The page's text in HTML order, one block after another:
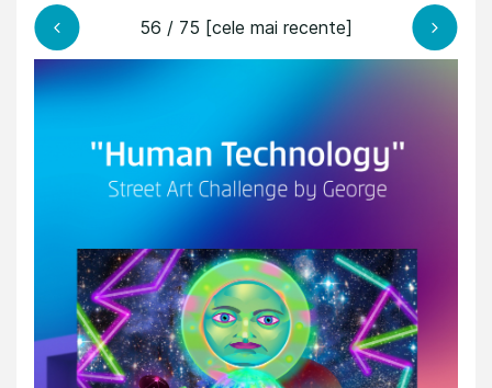
56 / 75 [cele mai recente]